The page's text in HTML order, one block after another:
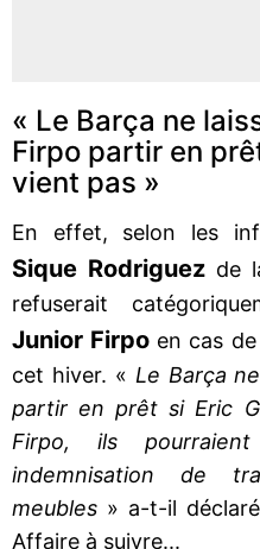
« Le Barça ne
Firpo partir en
vient pas »
En effet, selon les
Sique Rodriguez de
refuserait
Junior Firpo en cas
cet hiver. « Le Barça
partir en prêt si Eric
Firpo, ils
indemnisation de
meubles » a-t-il
Affaire à suivre...